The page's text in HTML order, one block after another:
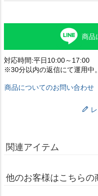
商品
対応時間:平日10:00～17:00
※30分以内の返信にて運用中。
商品についてのお問い合わせ
関連アイテム
他のお客様はこちらの